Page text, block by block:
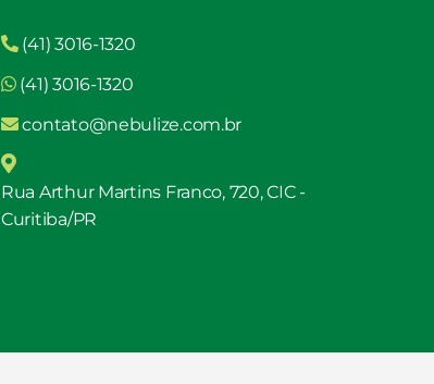
(41) 3016-1320
(41) 3016-1320
contato@nebulize.com.br
Rua Arthur Martins Franco, 720, CIC -
Curitiba/PR